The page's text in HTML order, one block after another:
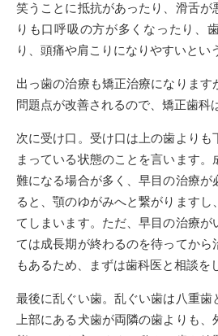
笑うことに抵抗があったり、滑舌が
りも口呼吸の方が多くなったり、
り、頭痛や肩こりになりやすいとい
出っ歯の治療も矯正治療になります
問題点が改善されるので、矯正歯科
次に受け口。受け口は上の歯よりも
まっている状態のことを言います。
難になる場合が多く、早目の治療が
ると、顎のゆがみへと繋がりますし
てしまいます。ただ、早目の治療が
ては成長期が終わるのを待ってから
もあるため、まずは歯科医と相談を
最後に乱ぐい歯。乱ぐい歯は八重歯
上部にある犬歯が両隣の歯よりも